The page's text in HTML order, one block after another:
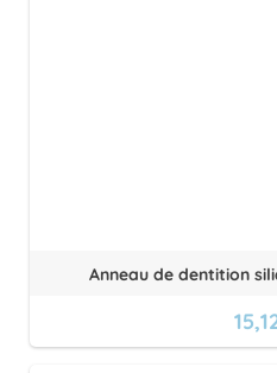
Anneau de dentition